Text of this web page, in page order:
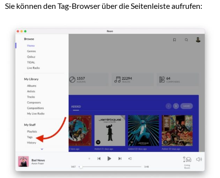
Sie können den Tag-Browser über die Seitenleiste aufrufen: